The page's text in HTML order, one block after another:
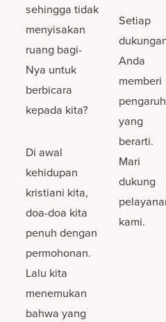
sehingga tidak
menyisakan
ruang bagi-
Nya untuk
berbicara
kepada kita?
Di awal
kehidupan
kristiani kita,
doa-doa kita
penuh dengan
permohonan.
Lalu kita
menemukan
bahwa yang
Setiap
Anda
memberi
pengaruh
yang
berarti.
Mari
dukung
kami.